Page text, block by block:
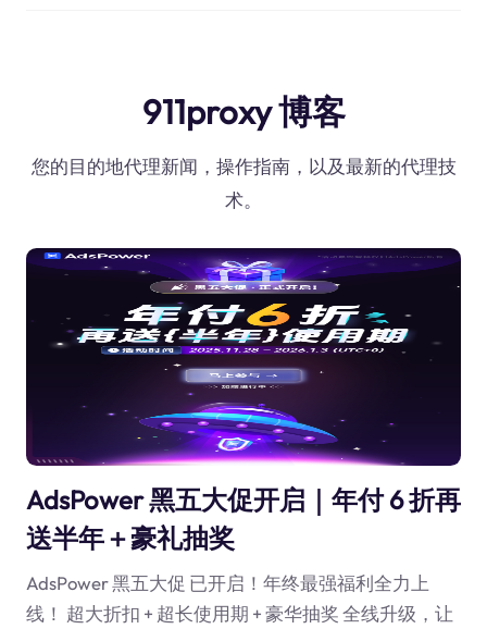
911proxy 博客
您的目的地代理新闻，操作指南，以及最新的代理技
术。
AdsPower 黑五大促开启｜年付 6 折再
送半年＋豪礼抽奖
AdsPower 黑五大促 已开启！年终最强福利全力上
线！ 超大折扣 + 超长使用期 + 豪华抽奖 全线升级，让